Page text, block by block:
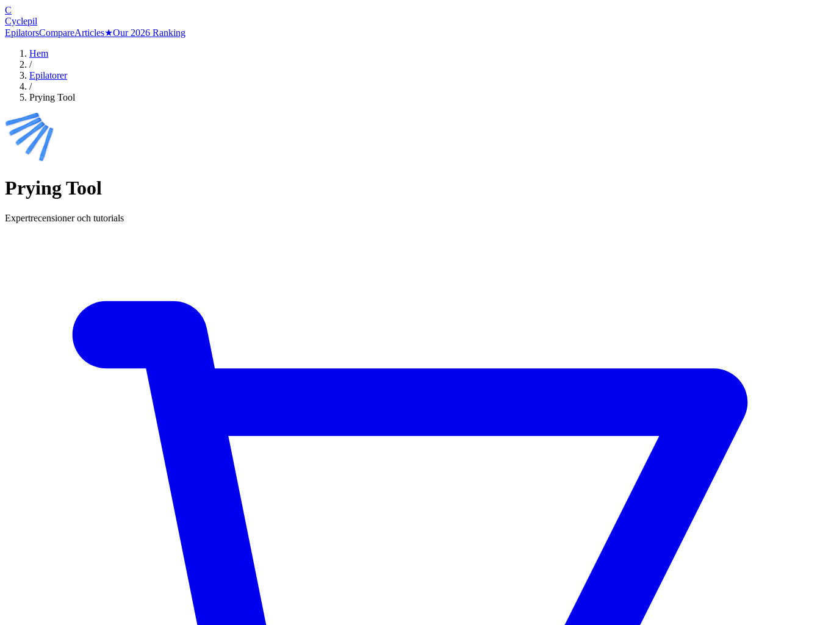
C
Cyclepil
EpilatorsCompareArticles★Our 2026 Ranking
Hem
/
Epilatorer
/
Prying Tool
Prying Tool
Expertrecensioner och tutorials